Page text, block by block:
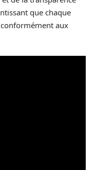
que chaque
aux